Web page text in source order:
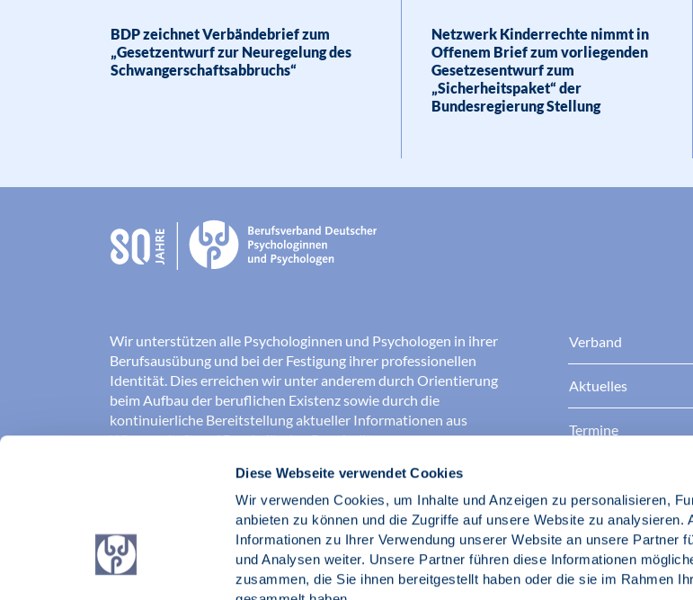
Diese Webseite verwendet Cookies
Wir verwenden Cookies, um Inhalte und Anzeigen zu personalisieren,
anbieten zu können und die Zugriffe auf unsere Website zu analysieren.
Informationen zu Ihrer Verwendung unserer Website an unsere Partner
und Analysen weiter. Unsere Partner führen diese Informationen
zusammen, die Sie ihnen bereitgestellt haben oder die sie im Rahmen
BDP zeichnet Verbändebrief zum
„Gesetzentwurf zur Neuregelung des
Schwangerschaftsabbruchs“
Netzwerk Kinderrechte nimmt in
Offenem Brief zum vorliegenden
Gesetzesentwurf zum
„Sicherheitspaket“ der
Bundesregierung Stellung
Wir unterstützen alle Psychologinnen und Psychologen in ihrer
Berufsausübung und bei der Festigung ihrer professionellen
Identität. Dies erreichen wir unter anderem durch Orientierung
beim Aufbau der beruflichen Existenz sowie durch die
kontinuierliche Bereitstellung aktueller Informationen aus
Wissenschaft und Praxis für den Berufsalltag.
Wir erschließen und sichern Berufsfelder und sorgen dafür, dass
Erkenntnisse der Psychologie kompetent und verantwortungsvoll
umgesetzt werden. Darüber hinaus stärken wir das Ansehen aller
Psychologinnen und Psychologen in der Öffentlichkeit und
vertreten eigene berufspolitische Positionen in der Gesellschaft.
Berufsverband Deutscher Psychologinnen und Psychologen
Verband
Aktuelles
Termine
Berufsethik
Fach- und